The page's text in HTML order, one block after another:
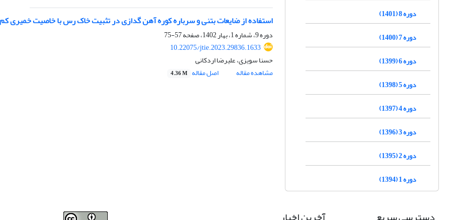
استفاده از ضایعات بتنی و سرباره کوره آهن گدازی در تثبیت خاک رس با خاصیت خمیری کم
دوره 9، شماره 1، بهار 1402، صفحه
57-75
10.22075/jtie.2023.29836.1633
حسنا سویزی، علیرضا اردکانی
مشاهده مقاله
اصل مقاله 4.36 M
دوره 8 (1401)
دوره 7 (1400)
دوره 6 (1399)
دوره 5 (1398)
دوره 4 (1397)
دوره 3 (1396)
دوره 2 (1395)
دوره 1 (1394)